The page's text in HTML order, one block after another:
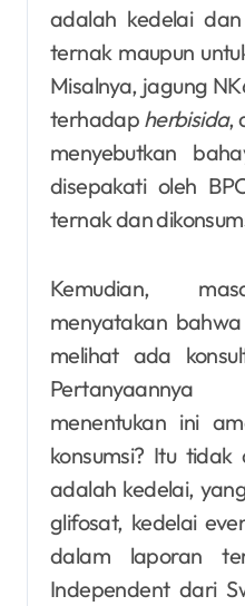
adalah kedelai
ternak maupun
Misalnya, jagung
terhadap herbisida,
menyebutkan
disepakati oleh
ternak dan
Kemudian,
menyatakan
melihat ada
menentukan ini
konsumsi? Itu
adalah kedelai,
glifosat, kedelai
dalam laporan
Independent dari